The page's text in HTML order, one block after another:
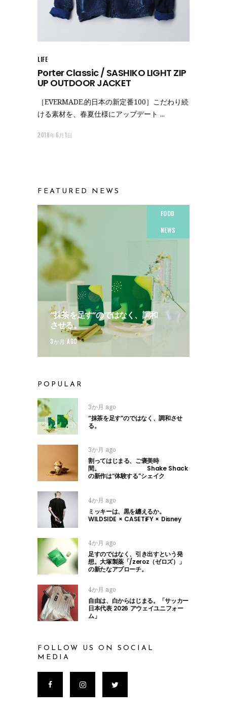
LIFE
Porter Classic / SASHIKO LIGHT ZIP
UP OUTDOOR JACKET
［EVERMADE.的日本の新定番100］こだわり続
ける素材を、春夏仕様にアップデート
2018年6月1日
FEATURED NEWS
FOOD
NEWS
“抹茶を足す”のではなく、調和
させる。
3か月 AGO
POPULAR
3か月 ago
“抹茶を足す”のではなく、調和させ
る。
3か月 ago
割ってはじまる、ご褒美時
間。 Shake Shack
の新作は“体験する”シェイク
4か月 ago
ミッキーは、黒を纏えるか。
WILDSIDE × CASETiFY × Disney
4か月 ago
足すのではなく、引き出すという発
想。大塚製薬「/zeroz（ゼロズ）」
の新たなアプローチ。
4か月 ago
自由は、白からはじまる。「サッカー
日本代表 2026 アウェイユニフォー
ム」
FOLLOW US ON SOCIAL
MEDIA